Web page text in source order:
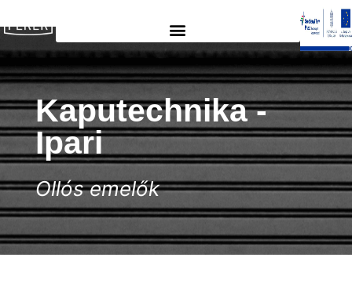
Kaputechnika​​ -
Ipari
Ollós emelők